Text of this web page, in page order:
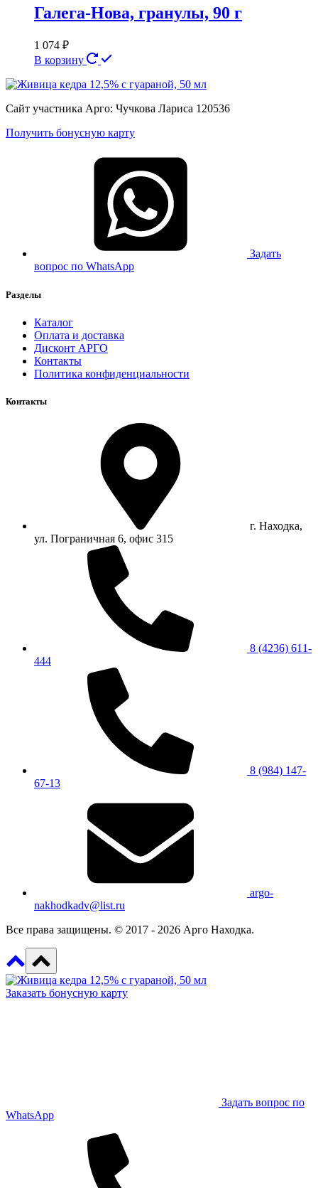
Галега-Нова, гранулы, 90 г
1 074 ₽
В корзину
Сайт участника Арго: Чучкова Лариса 120536
Получить бонусную карту
Задать
вопрос по WhatsApp
Разделы
Каталог
Оплата и доставка
Дисконт АРГО
Контакты
Политика конфиденциальности
Контакты
г. Находка,
ул. Пограничная 6, офис 315
8 (4236) 611-
444
8 (984) 147-
67-13
argo-
nakhodkadv@list.ru
Все права защищены. © 2017 - 2026 Арго Находка.
Заказать бонусную карту
Задать вопрос по
WhatsApp